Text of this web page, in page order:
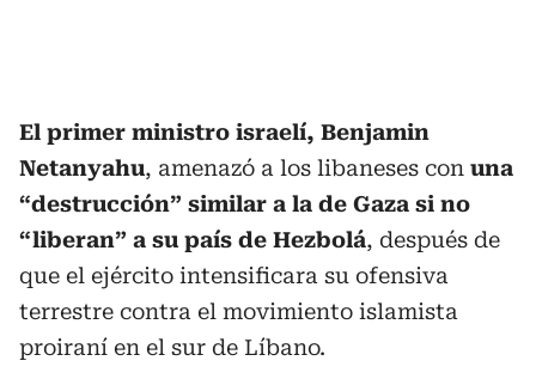
El primer ministro israelí, Benjamin
Netanyahu, amenazó a los libaneses con una
“destrucción” similar a la de Gaza si no
“liberan” a su país de Hezbolá, después de
que el ejército intensificara su ofensiva
terrestre contra el movimiento islamista
proiraní en el sur de Líbano.